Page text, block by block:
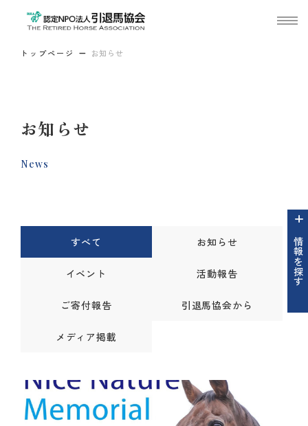
トップページ お知らせ
お知らせ
News
情報を探す
すべて お知らせ
イベント 活動報告
ご寄付報告 引退馬協会から
メディア掲載